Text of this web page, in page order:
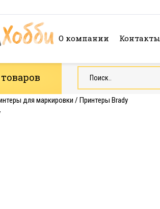
О компании Контакты
для маркировки / Принтеры Brady